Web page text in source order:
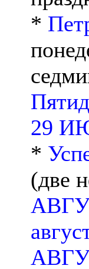
*
29
*
(две